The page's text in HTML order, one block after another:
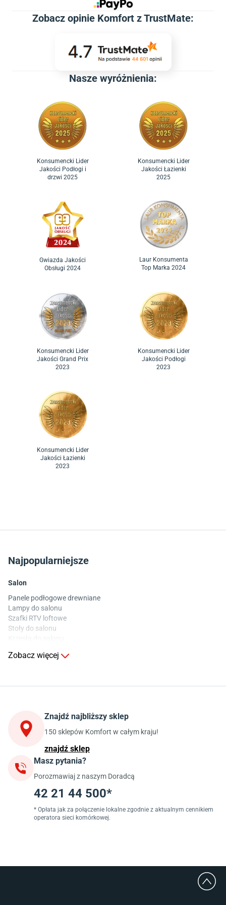
Zobacz opinie Komfort z TrustMate:
Nasze wyróżnienia:
Konsumencki Lider
Jakości Podłogi i
drzwi 2025
Konsumencki Lider
Jakości Łazienki
2025
Gwiazda Jakości
Obsługi 2024
Laur Konsumenta
Top Marka 2024
Konsumencki Lider
Jakości Grand Prix
2023
Konsumencki Lider
Jakości Podłogi
2023
Konsumencki Lider
Jakości Łazienki
2023
Najpopularniejsze
Salon
Panele podłogowe drewniane
Lampy do salonu
Szafki RTV loftowe
Stoły do salonu
Stoły do kuchni
Szafki kuchenne wiszące (górne)
Szafki pod zlewozmywak
Blaty kuchenne laminowane
Jadalnia
Stoły do jadalni
Krzesła do jadalni
Dywany szare
Lampy w stylu loftowym
Lampy wiszące do jadalni
Zobacz więcej
Znajdź najbliższy sklep
150 sklepów Komfort w całym kraju!
znajdź sklep
Masz pytania?
Porozmawiaj z naszym Doradcą
42 21 44 500*
* Opłata jak za połączenie lokalne zgodnie z aktualnym cennikiem
operatora sieci komórkowej.